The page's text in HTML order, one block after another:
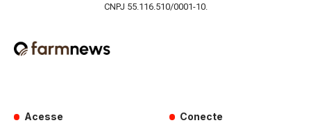
CNPJ 55.116.510/0001-10.
Acesse Conecte